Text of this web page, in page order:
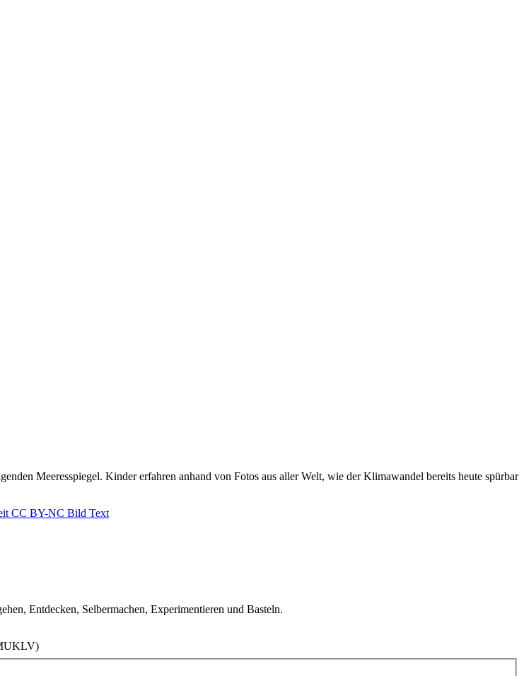
Meeresspiegel. Kinder erfahren anhand von Fotos aus aller Welt, wie der Klimawandel bereits heute spürbar
CC BY-NC Bild Text
Entdecken, Selbermachen, Experimentieren und Basteln.